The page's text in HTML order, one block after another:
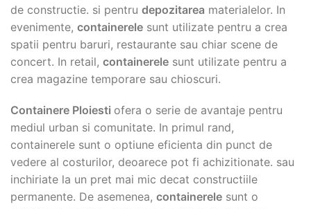
de constructie. si pentru depozitarea materialelor. In
evenimente, containerele sunt utilizate pentru a crea
spatii pentru baruri, restaurante sau chiar scene de
concert. In retail, containerele sunt utilizate pentru a
crea magazine temporare sau chioscuri.
Containere Ploiesti ofera o serie de avantaje pentru
mediul urban si comunitate. In primul rand,
containerele sunt o optiune eficienta din punct de
vedere al costurilor, deoarece pot fi achizitionate. sau
inchiriate la un pret mai mic decat constructiile
permanente. De asemenea, containerele sunt o